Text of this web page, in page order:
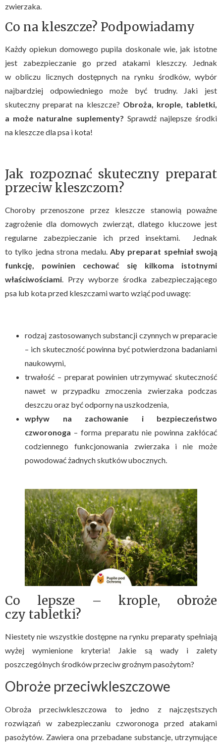
zwierzaka.
Co na kleszcze? Podpowiadamy
Każdy opiekun domowego pupila doskonale wie, jak istotne
jest zabezpieczanie go przed atakami kleszczy. Jednak
w obliczu licznych dostępnych na rynku środków, wybór
najbardziej odpowiedniego może być trudny. Jaki jest
skuteczny preparat na kleszcze? Obroża, krople, tabletki,
a może naturalne suplementy? Sprawdź najlepsze środki
na kleszcze dla psa i kota!
Jak rozpoznać skuteczny preparat
przeciw kleszczom?
Choroby przenoszone przez kleszcze stanowią poważne
zagrożenie dla domowych zwierząt, dlatego kluczowe jest
regularne zabezpieczanie ich przed insektami. Jednak
to tylko jedna strona medalu. Aby preparat spełniał swoją
funkcję, powinien cechować się kilkoma istotnymi
właściwościami. Przy wyborze środka zabezpieczającego
psa lub kota przed kleszczami warto wziąć pod uwagę:
rodzaj zastosowanych substancji czynnych w preparacie
– ich skuteczność powinna być potwierdzona badaniami
naukowymi,
trwałość – preparat powinien utrzymywać skuteczność
nawet w przypadku zmoczenia zwierzaka podczas
deszczu oraz być odporny na uszkodzenia,
wpływ na zachowanie i bezpieczeństwo
czworonoga – forma preparatu nie powinna zakłócać
codziennego funkcjonowania zwierzaka i nie może
powodować żadnych skutków ubocznych.
Co lepsze – krople, obroże
czy tabletki?
Niestety nie wszystkie dostępne na rynku preparaty spełniają
wyżej wymienione kryteria! Jakie są wady i zalety
poszczególnych środków przeciw groźnym pasożytom?
Obroże przeciwkleszczowe
Obroża przeciwkleszczowa to jedno z najczęstszych
rozwiązań w zabezpieczaniu czworonoga przed atakami
pasożytów. Zawiera ona przebadane substancje, utrzymujące